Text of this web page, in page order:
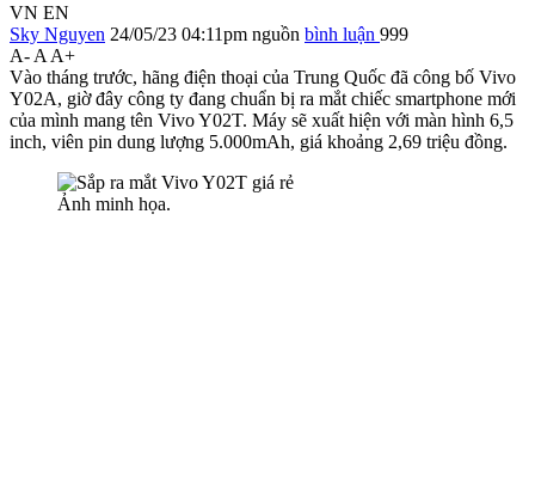
VN EN
Sky Nguyen 24/05/23 04:11pm nguồn bình luận 999
A- A A+
Vào tháng trước, hãng điện thoại của Trung Quốc đã công bố Vivo
Y02A, giờ đây công ty đang chuẩn bị ra mắt chiếc smartphone mới
của mình mang tên Vivo Y02T. Máy sẽ xuất hiện với màn hình 6,5
inch, viên pin dung lượng 5.000mAh, giá khoảng 2,69 triệu đồng.
Ảnh minh họa.